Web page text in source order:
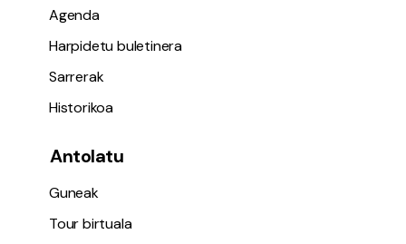
Agenda
Harpidetu buletinera
Sarrerak
Historikoa
Antolatu
Guneak
Tour birtuala